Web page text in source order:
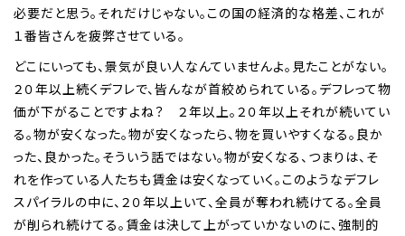
必要だと思う。それだけじゃない。この国の経済的な格差、これが
１番皆さんを疲弊させている。
どこにいっても、景気が良い人なんていませんよ。見たことがない。
２０年以上続くデフレで、皆んなが首絞められている。デフレって物
価が下がることですよね？ ２年以上。２０年以上それが続いてい
る。物が安くなった。物が安くなったら、物を買いやすくなる。良か
った、良かった。そういう話ではない。物が安くなる、つまりは、そ
れを作っている人たちも賃金は安くなっていく。このようなデフレ
スパイラルの中に、２０年以上いて、全員が奪われ続けてる。全員
が削られ続けてる。賃金は決して上がっていかないのに、強制的